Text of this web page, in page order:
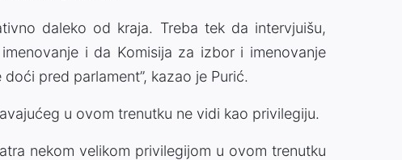
daleko od kraja. Treba tek da intervjuišu,
i da Komisija za izbor i imenovanje
pred parlament”, kazao je Purić.
u ovom trenutku ne vidi kao privilegiju.
nekom velikom privilegijom u ovom trenutku